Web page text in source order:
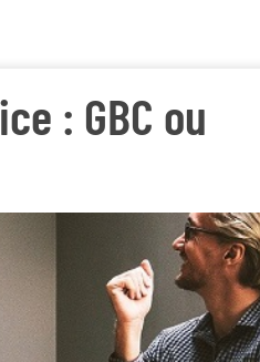
: GBC ou